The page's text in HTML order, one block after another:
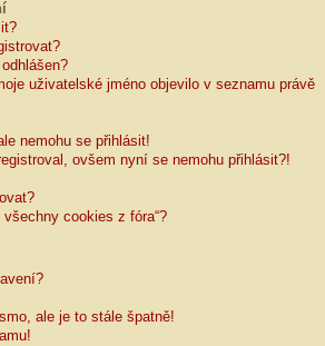
uživatelské jméno objevilo v seznamu právě
nemohu se přihlásit!
ovšem nyní se nemohu přihlásit?!
cookies z fóra“?
ale je to stále špatně!